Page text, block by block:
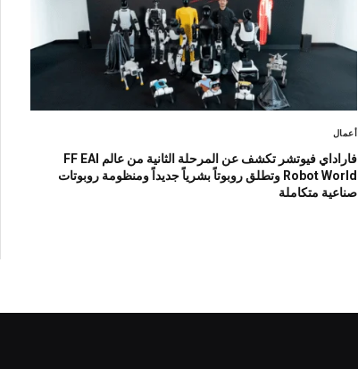
أعمال
فاراداي فيوتشر تكشف عن المرحلة الثانية من عالم FF EAI
Robot World وتطلق روبوتاً بشرياً جديداً ومنظومة روبوتات
صناعية متكاملة